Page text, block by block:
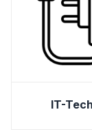
IT- IT-